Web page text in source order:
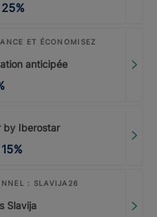
25%
ET ÉCONOMISEZ
anticipée
by Iberostar
15%
: SLAVIJA26
Slavija